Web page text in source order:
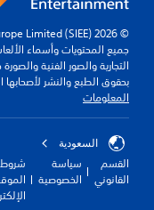
© 2026 Sony Interactive Entertainment Europe Limited (SIEE)
جميع المحتويات وأسماء
التجارية والصور الفنية
بحقوق الطبع والنشر
المعلومات
السعودية
القسم
القانوني
سياسة
الخصوصية
شروط
الموقع